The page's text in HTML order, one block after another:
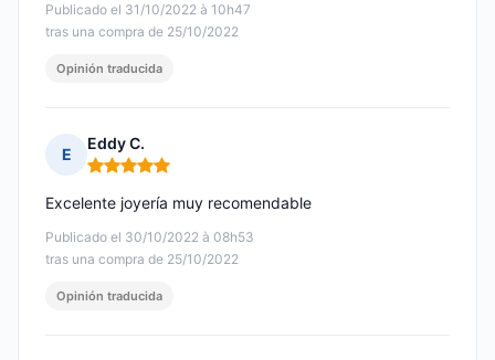
Publicado el 31/10/2022 à 10h47
tras una compra de 25/10/2022
Opinión traducida
E
Eddy C.
Nota: 5 de 5
Publicado el 30/10/2022 à 08h53
tras una compra de 25/10/2022
Excelente joyería muy recomendable
Opinión traducida